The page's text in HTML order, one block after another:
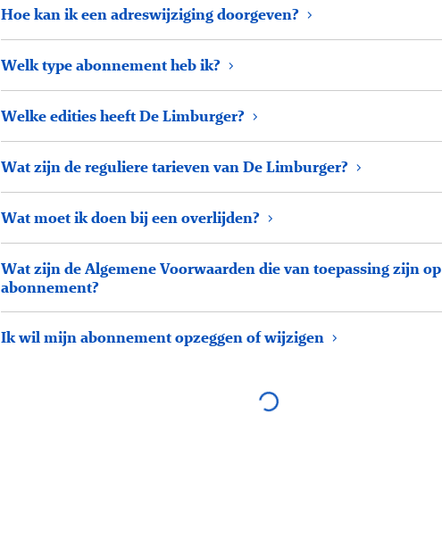
Hoe kan ik een adreswijziging doorgeven?
Welk type abonnement heb ik?
Welke edities heeft De Limburger?
Wat zijn de reguliere tarieven van De Limburger?
Wat moet ik doen bij een overlijden?
Wat zijn de Algemene Voorwaarden die van toepassing zijn
abonnement?
Ik wil mijn abonnement opzeggen of wijzigen